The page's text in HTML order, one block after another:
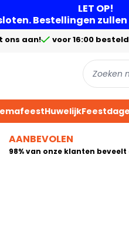
LET OP!
Bestellingen
ons aan! voor 16:00
Huwelijk
AANBEVOLEN
98% van onze klanten